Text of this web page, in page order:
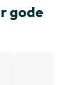
gode